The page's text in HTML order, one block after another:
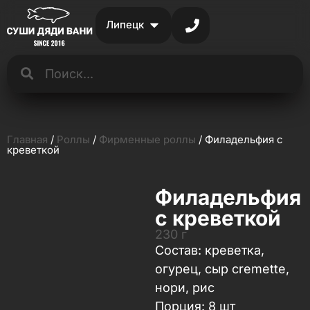
Липецк
Главная / Роллы / Фирменные роллы / Филадельфия с
креветкой
Филадельфия
с креветкой
230 г
Состав: креветка,
огурец, сыр cremette,
нори, рис
Порция: 8 шт